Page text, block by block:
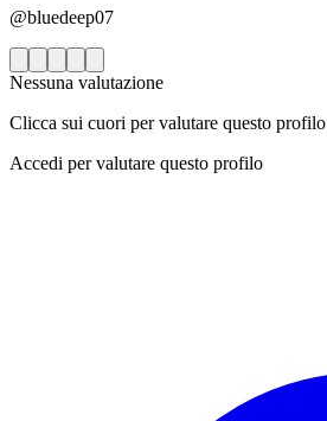
@bluedeep07
Nessuna valutazione
Clicca sui cuori per valutare questo profilo
Accedi per valutare questo profilo